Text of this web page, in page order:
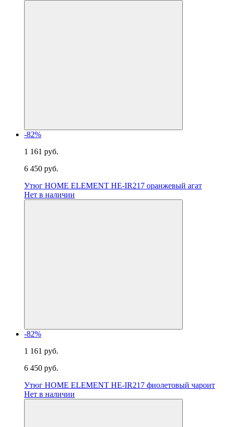
-82%
1 161 руб.
6 450 руб.
Утюг HOME ELEMENT HE-IR217 оранжевый агат
Нет в наличии
-82%
1 161 руб.
6 450 руб.
Утюг HOME ELEMENT HE-IR217 фиолетовый чароит
Нет в наличии